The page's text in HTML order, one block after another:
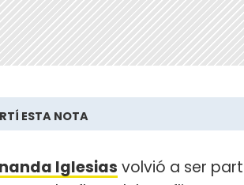
ESTA NOTA
Iglesias volvió a ser